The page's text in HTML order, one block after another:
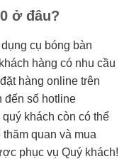
ở đâu?
cụ bóng bàn
hàng có nhu cầu
hàng online trên
đến số hotline
khách còn có thể
quan và mua
phục vụ Quý khách!